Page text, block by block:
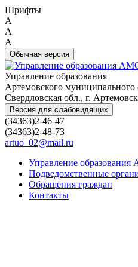
Шрифты
A
A
A
Обычная версия
Управление образования
Артемовского муниципального
Свердловская обл., г.
Версия для слабовидящих
(34363)2-46-47
(34363)2-48-73
artuo_02@mail.ru
Управление
Подведомственные
Обращения граждан
Контакты